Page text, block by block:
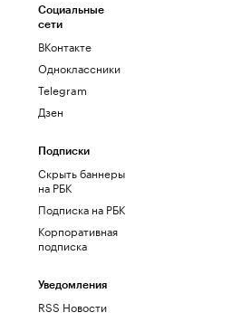
Социальные
сети
ВКонтакте
Одноклассники
Telegram
Дзен
Подписки
Скрыть баннеры
на РБК
Подписка на РБК
Корпоративная
подписка
Уведомления
RSS Новости